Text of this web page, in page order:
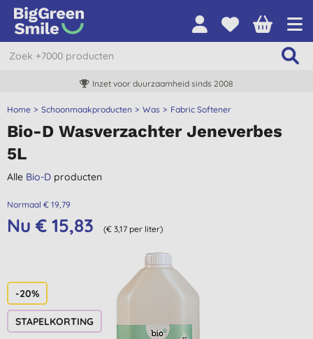
Inzet voor duurzaamheid sinds 2008
Home Schoonmaakproducten Was Fabric Softener
Bio-D Wasverzachter Jeneverbes
5L
Alle Bio-D producten
Normaal € 19,79
Nu € 15,83 (€ 3,17 per liter)
-20%
STAPELKORTING